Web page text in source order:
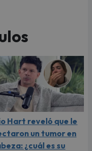
Hart reveló que le
un tumor en
¿cuál es su